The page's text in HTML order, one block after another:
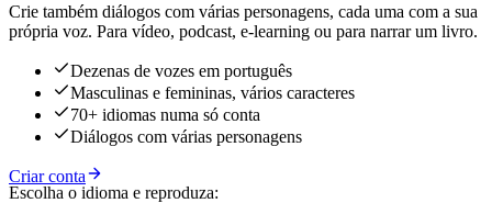
Crie também diálogos com várias personagens, cada uma com a sua
própria voz. Para vídeo, podcast, e-learning ou para narrar um livro.
Dezenas de vozes em português
Masculinas e femininas, vários caracteres
70+ idiomas numa só conta
Diálogos com várias personagens
Criar conta
Escolha o idioma e reproduza: